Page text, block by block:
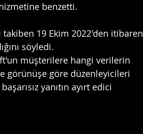
benzetti.
takiben 19 Ekim 2022'den itibaren
söyledi.
müşterilere hangi verilerin
görünüşe göre düzenleyicileri
yanıtın ayırt edici